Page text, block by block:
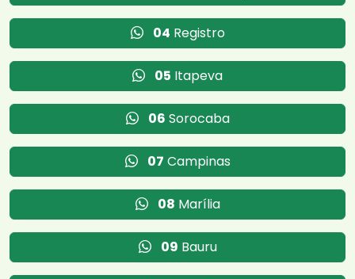
04 Registro
05 Itapeva
06 Sorocaba
07 Campinas
08 Marília
09 Bauru